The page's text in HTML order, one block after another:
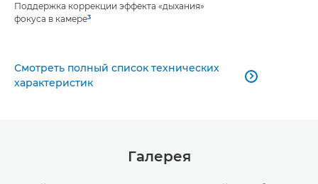
Поддержка коррекции эффекта «дыхания»
фокуса в камере3
Смотреть полный список технических
характеристик

Галерея